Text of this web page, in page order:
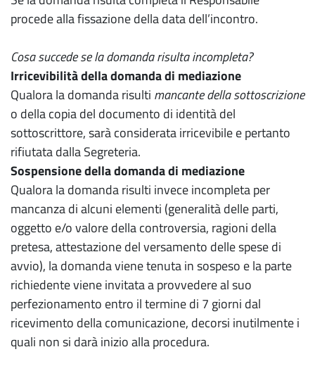
procede alla fissazione della data dell’incontro.
Cosa succede se la domanda risulta incompleta?
Irricevibilità della domanda di mediazione
Qualora la domanda risulti mancante della sottoscrizione
o della copia del documento di identità del
sottoscrittore, sarà considerata irricevibile e pertanto
rifiutata dalla Segreteria.
Sospensione della domanda di mediazione
Qualora la domanda risulti invece incompleta per
mancanza di alcuni elementi (generalità delle parti,
oggetto e/o valore della controversia, ragioni della
pretesa, attestazione del versamento delle spese di
avvio), la domanda viene tenuta in sospeso e la parte
richiedente viene invitata a provvedere al suo
perfezionamento entro il termine di 7 giorni dal
ricevimento della comunicazione, decorsi inutilmente i
quali non si darà inizio alla procedura.